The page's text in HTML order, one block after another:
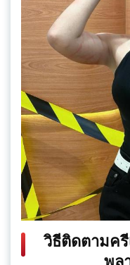
วิธีติดตามครี